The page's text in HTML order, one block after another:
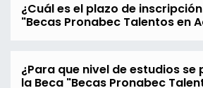
¿Cuál es el plazo de
"Becas Pronabec Talentos en
¿Para que nivel de estudios se
la Beca "Becas Pronabec